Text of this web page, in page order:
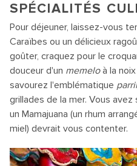
SPÉCIALITÉS
Pour déjeuner, laissez-vous
Caraïbes ou un délicieux
goûter, craquez pour le
douceur d'un memeloà la
savourez l'emblématique
grillades de la mer. Vous
un Mamajuana (un rhum
miel) devrait vous contenter.